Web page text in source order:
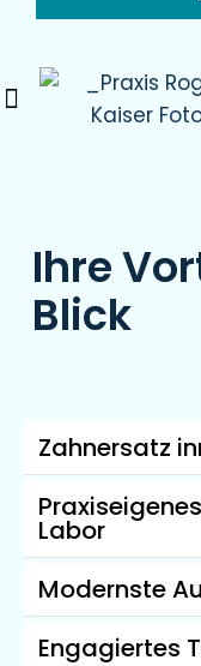
Ihre
Blick
Zahnersatz
Labor
Modernste
Engagiertes